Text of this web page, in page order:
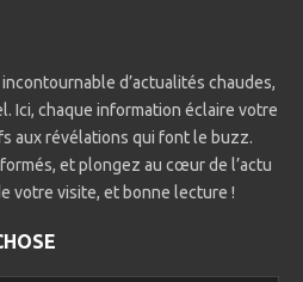
d’actualités chaudes,
Ici, chaque information éclaire votre
aux révélations qui font le buzz.
et plongez au cœur de l’actu
votre visite, et bonne lecture !